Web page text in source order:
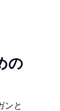
の
ンと